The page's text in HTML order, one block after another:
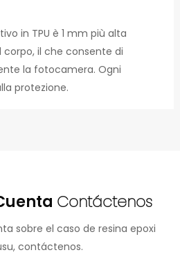
in TPU è 1 mm più alta
il che consente di
la fotocamera. Ogni
protezione.
Contáctenos
sobre el caso de resina epoxi
contáctenos.